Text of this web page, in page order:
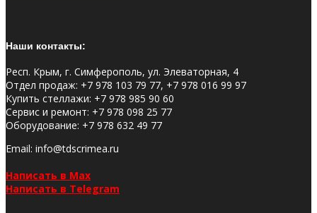
Наши контакты:
Респ. Крым, г. Симферополь, ул. Элеваторная, 4
Отдел продаж: +7 978 103 79 77, +7 978 016 99 97
Купить стеллажи: +7 978 985 90 60
Сервис и ремонт: +7 978 098 25 77
Оборудование: +7 978 632 49 77
Email: info@tdscrimea.ru
Написать в Max
Написать в Telegram